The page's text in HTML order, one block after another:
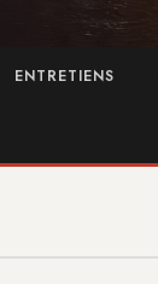
ENTRETIENS